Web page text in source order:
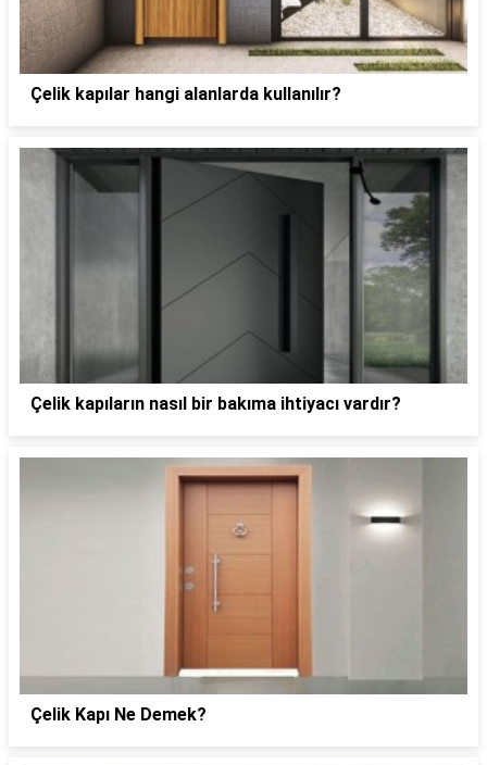
Çelik kapılar hangi alanlarda kullanılır?
Çelik kapıların nasıl bir bakıma ihtiyacı vardır?
Çelik Kapı Ne Demek?